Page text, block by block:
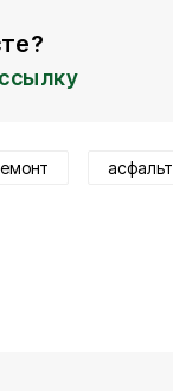
ссылку
асфальт